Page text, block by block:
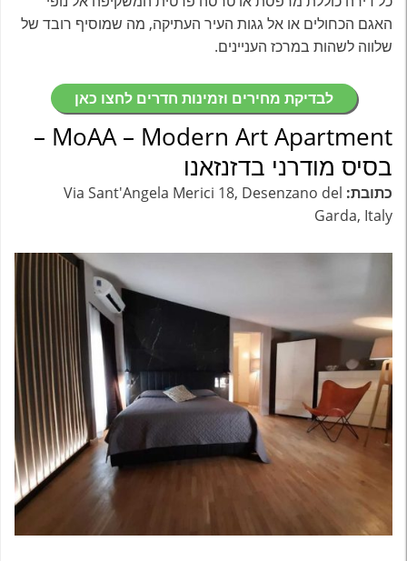
האגם הכחולים או אל גגות העיר העתיקה, מה שמוסיף רובד של
שלווה לשהות במרכז העניינים.
לבדיקת מחירים וזמינות חדרים לחצו כאן
MoAA – Modern Art Apartment –
בסיס מודרני בדזנזאנו
כתובת: Via Sant'Angela Merici 18, Desenzano del
Garda, Italy